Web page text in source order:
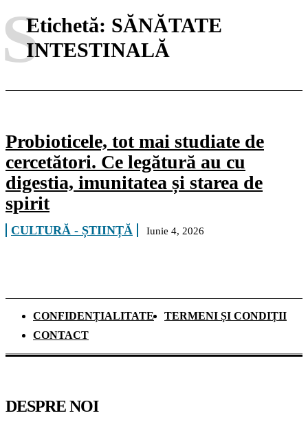
Etichetă: SĂNĂTATE
INTESTINALĂ
S
Probioticele, tot mai studiate de
cercetători. Ce legătură au cu
digestia, imunitatea și starea de
spirit
CULTURĂ - ȘTIINȚĂ Iunie 4, 2026
CONFIDENȚIALITATE
TERMENI ȘI CONDIȚII
CONTACT
DESPRE NOI